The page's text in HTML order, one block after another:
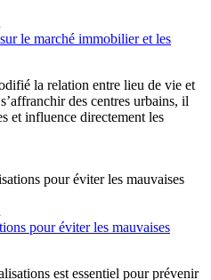
le marché immobilier et les
la relation entre lieu de vie et
des centres urbains, il
et influence directement les
pour éviter les mauvaises
est essentiel pour prévenir